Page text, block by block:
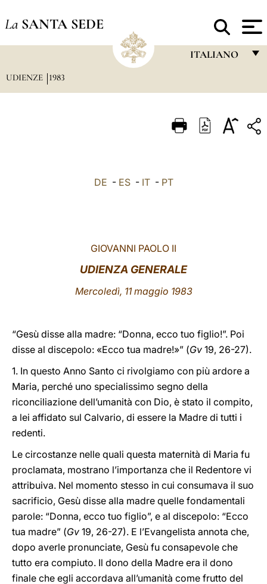
La SANTA SEDE
ITALIANO
ITALIANO
LATINE
UDIENZE 1983
DE - ES- IT- PT
GIOVANNI PAOLO II
UDIENZA GENERALE
Mercoledì, 11 maggio 1983
“Gesù disse alla madre: “Donna, ecco tuo figlio!”. Poi
disse al discepolo: «Ecco tua madre!»” (Gv 19, 26-27).
1. In questo Anno Santo ci rivolgiamo con più ardore a
Maria, perché uno specialissimo segno della
riconciliazione dell’umanità con Dio, è stato il compito,
a lei affidato sul Calvario, di essere la Madre di tutti i
redenti.
Le circostanze nelle quali questa maternità di Maria fu
proclamata, mostrano l’importanza che il Redentore vi
attribuiva. Nel momento stesso in cui consumava il suo
sacrificio, Gesù disse alla madre quelle fondamentali
parole: “Donna, ecco tuo figlio”, e al discepolo: “Ecco
tua madre” (Gv 19, 26-27). E l’Evangelista annota che,
dopo averle pronunciate, Gesù fu consapevole che
tutto era compiuto. Il dono della Madre era il dono
finale che egli accordava all’umanità come frutto del